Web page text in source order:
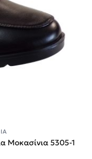
Μοκασίνια 5305-1